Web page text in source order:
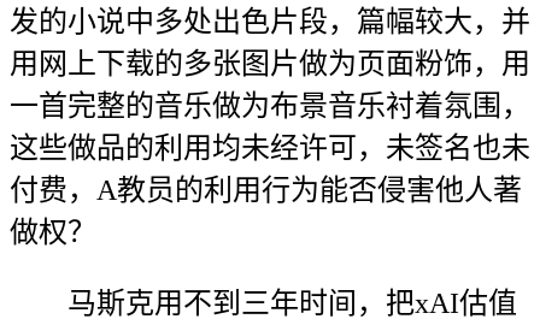
发的小说中多处出色片段，篇幅较大，并
用网上下载的多张图片做为页面粉饰，用
一首完整的音乐做为布景音乐衬着氛围，
这些做品的利用均未经许可，未签名也未
付费，A教员的利用行为能否侵害他人著
做权？
马斯克用不到三年时间，把xAI估值